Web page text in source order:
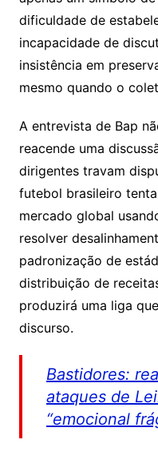
dificuldade de
incapacidade de
insistência em
mesmo quando o
A entrevista de Bap
reacende uma
dirigentes travam
futebol brasileiro
mercado global
resolver
padronização de
distribuição de
produzirá uma liga
discurso.
Bastidores:
ataques de
“emocional